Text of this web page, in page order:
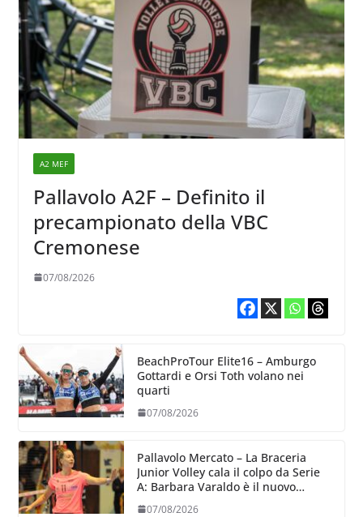
A2 MEF
Pallavolo A2F – Definito il
precampionato della VBC
Cremonese
07/08/2026
BeachProTour Elite16 – Amburgo
Gottardi e Orsi Toth volano nei
quarti
07/08/2026
Pallavolo Mercato – La Braceria
Junior Volley cala il colpo da Serie
A: Barbara Varaldo è il nuovo
07/08/2026